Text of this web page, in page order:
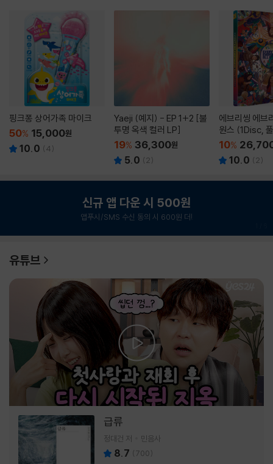
핑크퐁 상어가족 마이크
50% 15,000원
10.0 (4)
Yaeji (예지) - EP 1+2 [불
투명 옥색 컬러 LP]
19% 36,300원
5.0 ( 2)
에브리씽 에브
원스 (1Disc,
판) : 블루레이
10%
10.0 ( 2)
신규 앱 다운 시 500원
앱푸시/SMS 수신 동의 시 600원 더!
유튜브
급류
정대건 저 민음사
8.7 (700)